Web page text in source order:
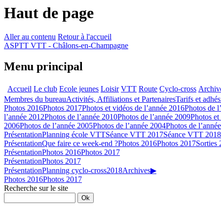
Haut de page
Aller au contenu Retour à l'accueil
ASPTT VTT - Châlons-en-Champagne
Menu principal
Accueil Le club Ecole jeunes Loisir VTT Route Cyclo-cross
Membres du bureauActivités, Affiliations et PartenairesTarifs et
Photos 2016Photos 2017Photos et vidéos de l’année 2016Photos de
l’année 2012Photos de l’année 2010Photos de l’année 2009Photos et
2006Photos de l’année 2005Photos de l’année 2004Photos de
PrésentationPlanning école VTTSéance VTT 2017Séance VTT 2018
PrésentationQue faire ce week-end ?Photos 2016Photos 2017Sorties
PrésentationPhotos 2016Photos 2017
PrésentationPhotos 2017
PrésentationPlanning cyclo-cross2018Archives▶
Photos 2016Photos 2017
Recherche sur le site